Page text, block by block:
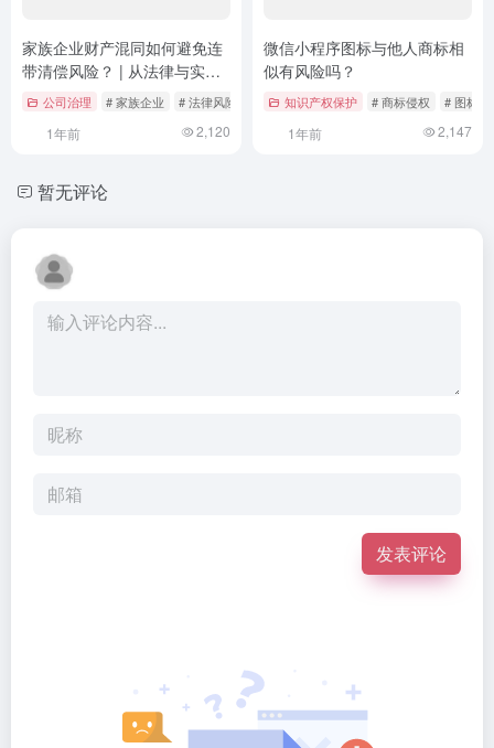
家族企业财产混同如何避免连
带清偿风险？ | 从法律与实务
角度探讨风险防控策略
公司治理 # 家族企业 # 法律风险 # 财产混同
1年前 2,120
微信小程序图标与他人商标相
似有风险吗？
知识产权保护 # 商标侵权 # 图标设
1年前 2,147
暂无评论
发表评论